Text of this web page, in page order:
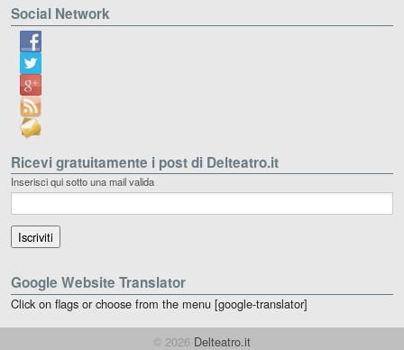
Social Network
Ricevi gratuitamente i post di Delteatro.it
Inserisci qui sotto una mail valida
Google Website Translator
Click on flags or choose from the menu [google-translator]
© 2026 Delteatro.it